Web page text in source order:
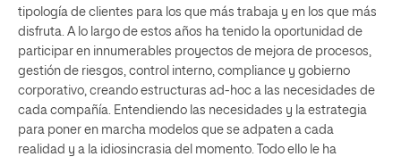
tipología de clientes para los que más trabaja y en los que más
disfruta. A lo largo de estos años ha tenido la oportunidad de
participar en innumerables proyectos de mejora de procesos,
gestión de riesgos, control interno, compliance y gobierno
corporativo, creando estructuras ad-hoc a las necesidades de
cada compañía. Entendiendo las necesidades y la estrategia
para poner en marcha modelos que se adpaten a cada
realidad y a la idiosincrasia del momento. Todo ello le ha